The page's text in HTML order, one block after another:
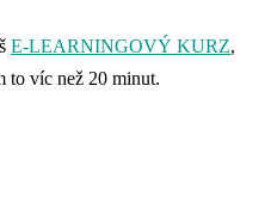
E-LEARNINGOVÝ KURZ,
to víc než 20 minut.